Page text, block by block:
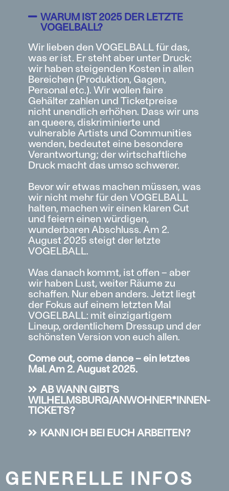
WARUM IST 2025 DER LETZTE
VOGELBALL?
Wir lieben den VOGELBALL für das,
was er ist. Er steht aber unter Druck:
wir haben steigenden Kosten in allen
Bereichen (Produktion, Gagen,
Personal etc.). Wir wollen faire
Gehälter zahlen und Ticketpreise
nicht unendlich erhöhen. Dass wir uns
an queere, diskriminierte und
vulnerable Artists und Communities
wenden, bedeutet eine besondere
Verantwortung; der wirtschaftliche
Druck macht das umso schwerer.
Bevor wir etwas machen müssen, was
wir nicht mehr für den VOGELBALL
halten, machen wir einen klaren Cut
und feiern einen würdigen,
wunderbaren Abschluss. Am 2.
August 2025 steigt der letzte
VOGELBALL.
Was danach kommt, ist offen – aber
wir haben Lust, weiter Räume zu
schaffen. Nur eben anders. Jetzt liegt
der Fokus auf einem letzten Mal
VOGELBALL: mit einzigartigem
Lineup, ordentlichem Dressup und der
schönsten Version von euch allen.
Come out, come dance – ein letztes
Mal. Am 2. August 2025.
AB WANN GIBT'S
WILHELMSBURG/ANWOHNER*INNEN-
TICKETS?
KANN ICH BEI EUCH ARBEITEN?
GENERELLE INFOS